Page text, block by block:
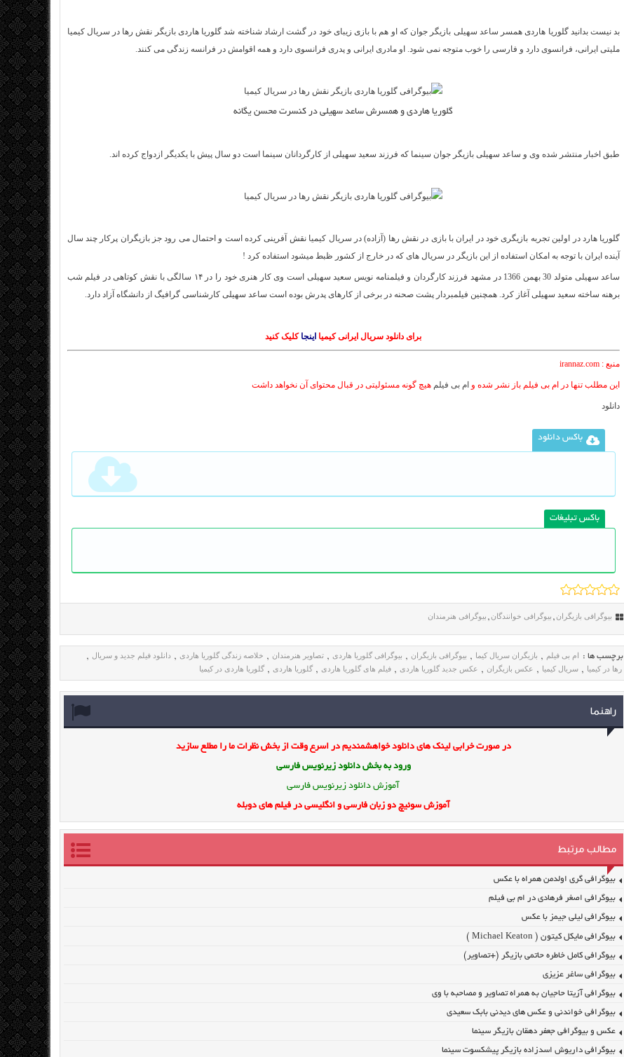
بد نیست بدانید گلوریا هاردی همسر ساعد سهیلی بازیگر جوان که او هم با بازی زیبای خود در گشت ارشاد شناخته شد گلوریا هاردی بازیگر نقش رها در سریال کیمیا
ملیتی ایرانی، فرانسوی دارد و فارسی را خوب متوجه نمی شود. او مادری ایرانی و پدری فرانسوی دارد و همه اقوامش در فرانسه زندگی می کنند.
گلوریا هاردی و همسرش ساعد سهیلی در کنسرت محسن یگانه
طبق اخبار منتشر شده وی و ساعد سهیلی بازیگر جوان سینما که فرزند سعید سهیلی از کارگردانان سینما است دو سال پیش با یکدیگر ازدواج کرده اند.
گلوریا هارد در اولین تجربه بازیگری خود در ایران با بازی در نقش رها (آزاده) در سریال کیمیا نقش آفرینی کرده است و احتمال می رود جز بازیگران پرکار چند سال
آینده ایران با توجه به امکان استفاده از این بازیگر در سریال های که در خارج از کشور ظبط میشود استفاده کرد !
ساعد سهیلی متولد 30 بهمن 1366 در مشهد فرزند کارگردان و فیلمنامه نویس سعید سهیلی است وی کار هنری خود را در ۱۴ سالگی با نقش کوتاهی در فیلم شب
برهنه ساخته سعید سهیلی آغاز کرد. همچنین فیلمبردار پشت صحنه در برخی از کارهای پدرش بوده است ساعد سهیلی کارشناسی گرافیگ از دانشگاه آزاد دارد.
برای دانلود سریال ایرانی کیمیا اینجا کلیک کنید
منبع : irannaz.com
این مطلب تنها در ام بی فیلم باز نشر شده و ام بی فیلم هیچ گونه مسئولیتی در قبال محتوای آن نخواهد داشت
دانلود
باکس دانلود
باکس تبلیغات
بیوگرافی بازیگران , بیوگرافی خوانندگان , بیوگرافی هنرمندان
برچسب ها : ام بی فیلم , بازیگران سریال کیما , بیوگرافی بازیگران , بیوگرافی گلوریا هاردی , تصاویر هنرمندان , خلاصه زندگی گلوریا هاردی , دانلود فیلم جدید و سریال ,
رها در کیمیا , سریال کیمیا , عکس بازیگران , عکس جدید گلوریا هاردی , فیلم های گلوریا هاردی , گلوریا هاردی , گلوریا هاردی در کیمیا
راهنما
در صورت خرابی لینک های دانلود خواهشمندیم در اسرع وقت از بخش نظرات ما را مطلع سازید
ورود به بخش دانلود زیرنویس فارسی
آموزش دانلود زیرنویس فارسی
آموزش سوئیچ دو زبان فارسی و انگلیسی در فیلم های دوبله
مطالب مرتبط
بیوگرافی گری اولدمن همراه با عکس
بیوگرافی اصغر فرهادی در ام بی فیلم
بیوگرافی لیلی جیمز با عکس
بیوگرافی مایکل کیتون ( Michael Keaton )
بیوگرافی کامل خاطره حاتمی بازیگر (+تصاویر)
بیوگرافی ساغر عزیزی
بیوگرافی آزیتا حاجیان به همراه تصاویر و مصاحبه با وی
بیوگرافی خواندنی و عکس های دیدنی بابک سعیدی
عکس و بیوگرافی جعفر دهقان بازیگر سینما
بیوگرافی داریوش اسدزاده بازیگر پیشکسوت سینما